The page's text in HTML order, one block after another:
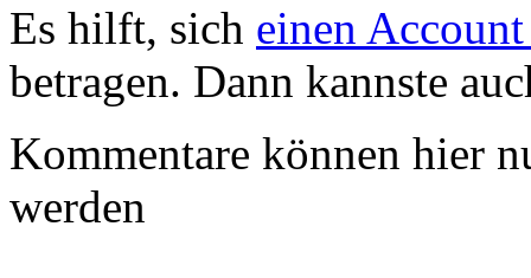
Es hilft, sich einen
betragen. Dann kannste
Kommentare können hier
werden